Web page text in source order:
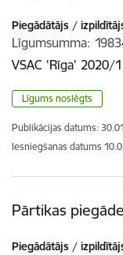
Piegādātājs /
Līgumsumma
VSAC 'Rīga' 2020/1
Līgums noslēgts
Publikācijas datums:
Iesniegšanas datums
Pārtikas
Piegādātājs /